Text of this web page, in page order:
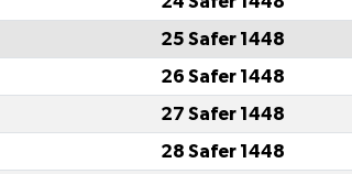
25 Safer 1448
26 Safer 1448
27 Safer 1448
28 Safer 1448